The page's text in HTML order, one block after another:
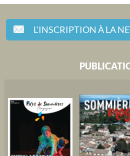
L'INSCRIPTION À LA